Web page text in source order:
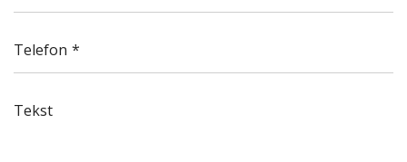
Telefon
Tekst